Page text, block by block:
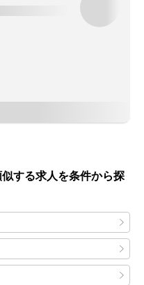
する求人を条件から探